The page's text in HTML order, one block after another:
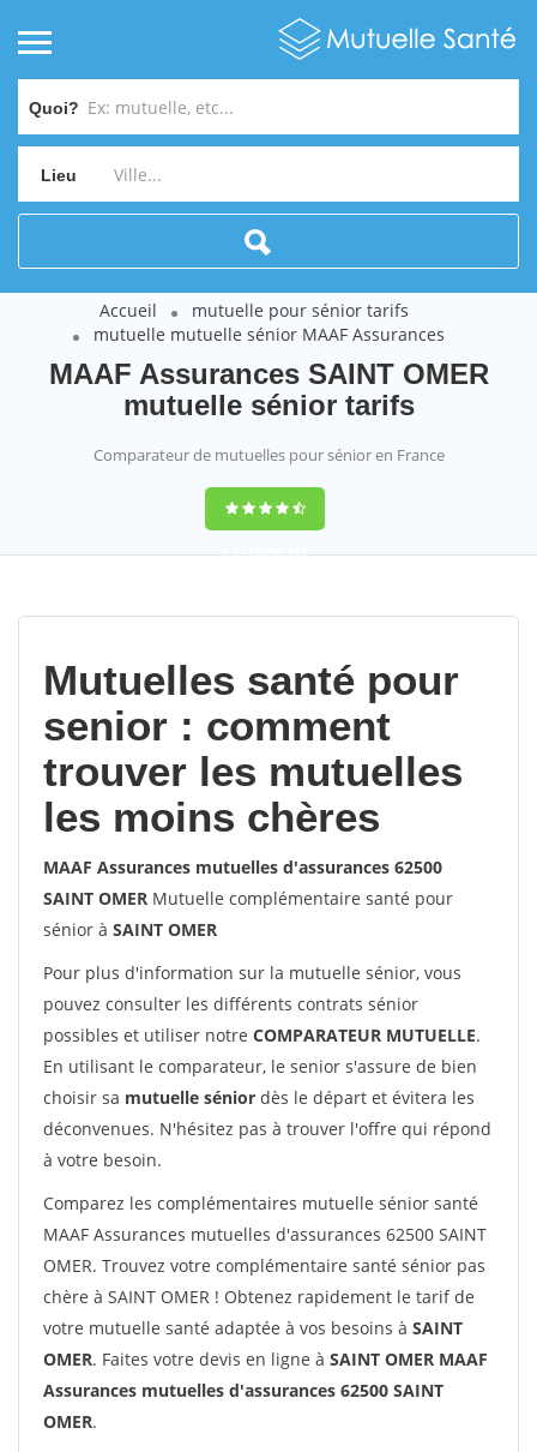
Quoi?
Lieu
Accueil
mutuelle pour sénior tarifs
mutuelle mutuelle sénior MAAF Assurances
MAAF Assurances SAINT OMER
mutuelle sénior tarifs
Comparateur de mutuelles pour sénior en France
9,2(100%)452
Mutuelles santé pour
senior : comment
trouver les mutuelles
les moins chères
MAAF Assurances mutuelles d'assurances 62500
SAINT OMER Mutuelle complémentaire santé pour
sénior à SAINT OMER
Pour plus d'information sur la mutuelle sénior, vous
pouvez consulter les différents contrats sénior
possibles et utiliser notre COMPARATEUR MUTUELLE.
En utilisant le comparateur, le senior s'assure de bien
choisir sa mutuelle sénior dès le départ et évitera les
déconvenues. N'hésitez pas à trouver l'offre qui répond
à votre besoin.
Comparez les complémentaires mutuelle sénior santé
MAAF Assurances mutuelles d'assurances 62500 SAINT
OMER. Trouvez votre complémentaire santé sénior pas
chère à SAINT OMER ! Obtenez rapidement le tarif de
votre mutuelle santé adaptée à vos besoins à SAINT
OMER. Faites votre devis en ligne à SAINT OMER MAAF
Assurances mutuelles d'assurances 62500 SAINT
OMER.